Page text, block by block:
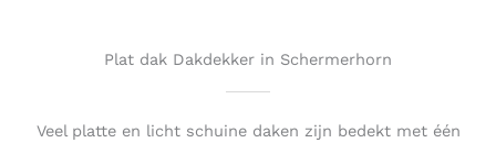
Plat dak Dakdekker in Schermerhorn
Veel platte en licht schuine daken zijn bedekt met één